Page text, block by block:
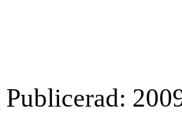
Publicerad: